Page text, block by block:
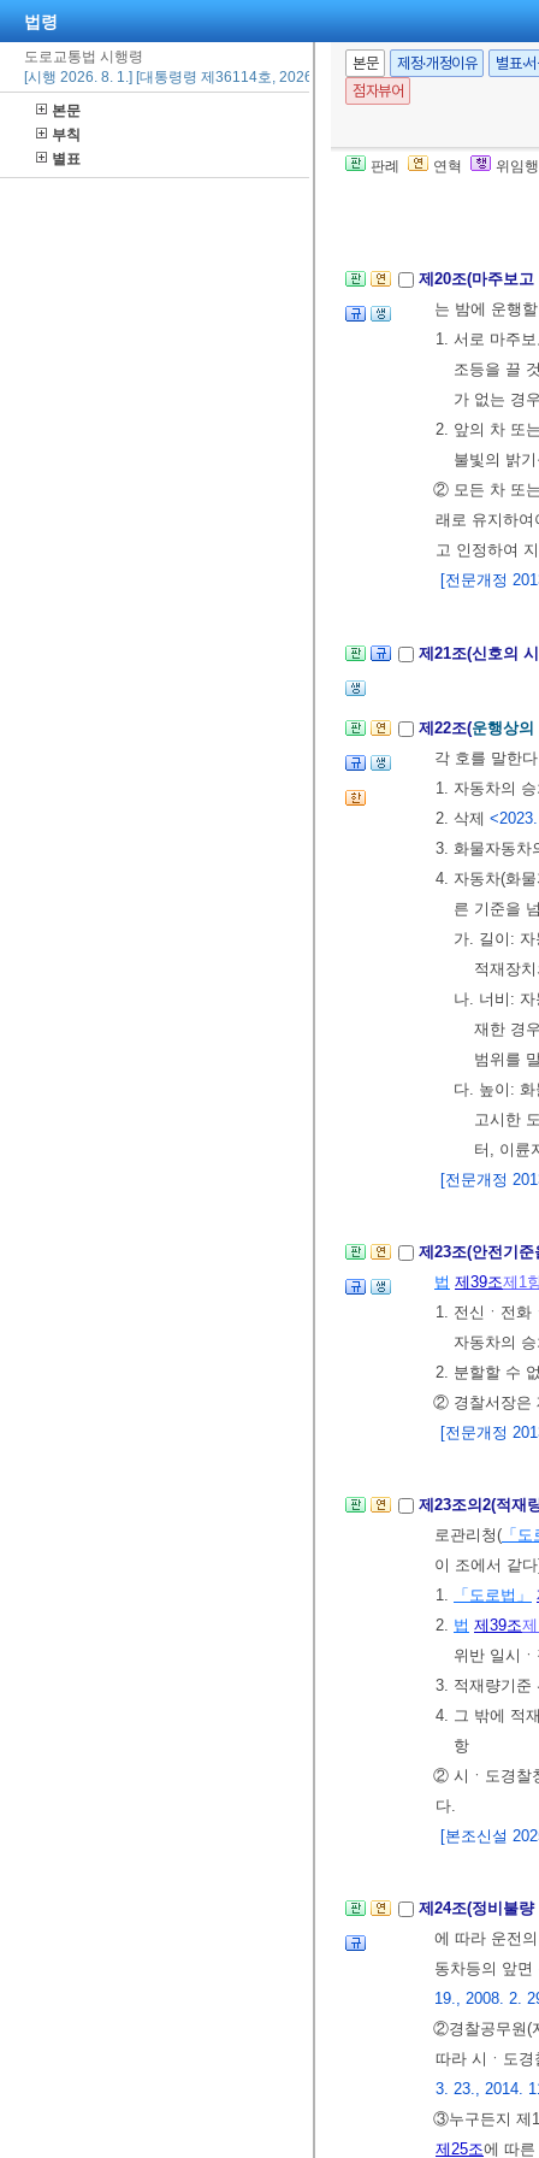
법령
도로교통법 시행령
[시행 2026. 8. 1.] [대통령령 제36114호, 2026. 2. 19., 일부개정]
본문
부칙
별표
본문 제정·개정이유
별표·
점자뷰어
판례 연혁 위임
등화의 종류
3. 노면전차:
4. 제1호부터
제20조(마주보
는 밤에 운행
1. 서로 마주
조등을 끌
가 없는 경
2. 앞의 차 또
불빛의 밝
② 모든 차 또
래로 유지하
고 인정하여
[전문개정
제21조(신호의
제22조(운행상의
각 호를 말한
1. 자동차의
2. 삭제
3. 화물자동차
4. 자동차(화
른 기준을
가. 길이:
적재장
나. 너비:
재한 경
범위를
다. 높이:
고시한
터, 이륜
[전문개정
제23조(안전기
법 제39조제1
1. 전신ㆍ전화
자동차의
2. 분할할 수
② 경찰서장은
[전문개정
제23조의2(적재
로관리청( 「
이 조에서 같
1.
「도로법」
2. 법 제39조
위반 일시
3. 적재량기준
4. 그 밖에 적
항
② 시ㆍ도경찰
다.
[본조신설
제24조(정비불
에 따라 운전
동차등의 앞
19., 2008. 2.
②경찰공무원(
따라 시ㆍ도
3. 23., 2014.
③누구든지 제
제25조에 따